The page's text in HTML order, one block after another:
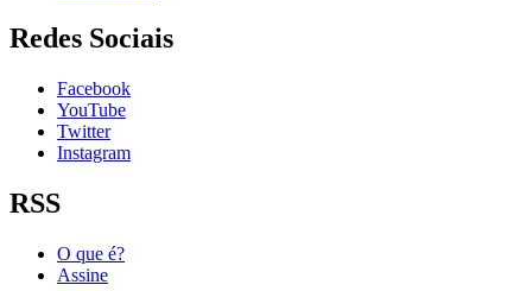
Redes Sociais
Facebook
YouTube
Twitter
Instagram
RSS
O que é?
Assine